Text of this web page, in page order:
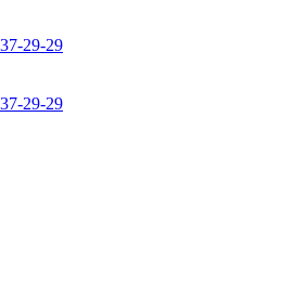
29-29
29-29